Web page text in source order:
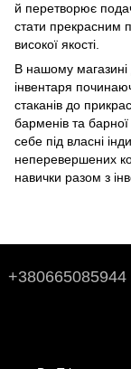
й перетворює
стати прекрасним
високої якості.
В нашому магазині
інвентаря
стаканів до
барменів та барної
себе під власні
неперевершених
навички разом з
+380665085944